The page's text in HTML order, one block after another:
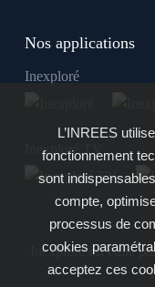
Nos applications
Inexploré
Inexploré TV
Inexploré est édité
L’INREES
fonctionnement
sont
compte,
processus de
cookies
acceptez ces